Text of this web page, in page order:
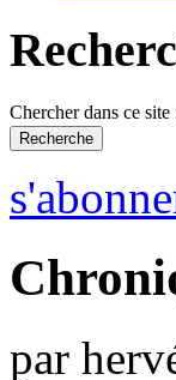
Chercher dans ce site
par